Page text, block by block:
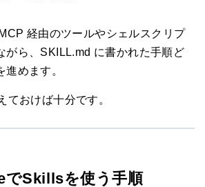
経由のツールやシェルスクリプ
がら、SKILL.md に書かれた手順ど
進めます。
ておけば十分です。
でSkillsを使う手順